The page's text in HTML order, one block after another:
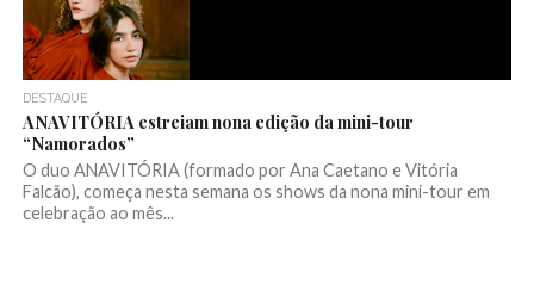
DESTAQUE
ANAVITÓRIA estreiam nona edição da mini-tour
“Namorados”
O duo ANAVITÓRIA (formado por Ana Caetano e Vitória
Falcão), começa nesta semana os shows da nona mini-tour em
celebração ao mês...